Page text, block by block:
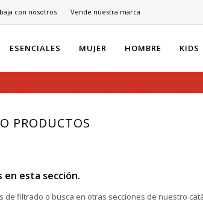
ESENCIALES MUJER HOMBRE KIDS
con nosotros Vende nuestra marca
PRODUCTOS
en esta sección.
filtrado o busca en otras secciones de nuestro